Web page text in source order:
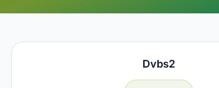
Dvbs2